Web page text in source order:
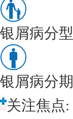
银屑病分型
银屑病分期
关注焦点: